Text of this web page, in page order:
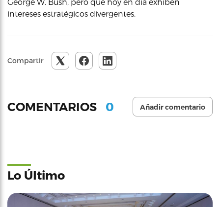
intereses estratégicos divergentes.
Compartir
COMENTARIOS 0 Añadir comentario
Lo Último